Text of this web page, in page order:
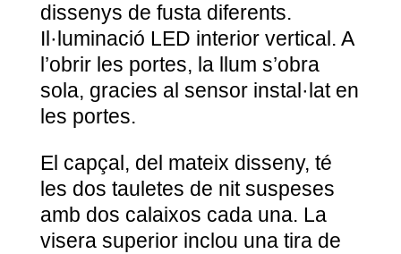
dissenys de fusta diferents.
Il·luminació LED interior vertical. A
l’obrir les portes, la llum s’obra
sola, gracies al sensor instal·lat en
les portes.
El capçal, del mateix disseny, té
les dos tauletes de nit suspeses
amb dos calaixos cada una. La
visera superior inclou una tira de